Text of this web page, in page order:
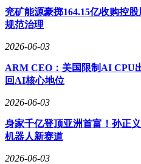
面对股价异常波动，惠丰钻石6
风险，称公司股价短期涨幅较
场情绪过热的情况。公司同时
散热领域并不知情。财报显示
净利润178.74万元，同比扭亏
涨更多由市场情绪驱动，与公
中国人造钻石产业在全球占据
发展报告》显示，中国占全球
中河南是主要产区，全球每10
南。随着AI芯片功耗不断攀升
突破1000W，传统散热材料接
兖矿能源豪掷164.15亿收购控
规范治理
2026-06-03
ARM CEO：美国限制AI CPU
回AI核心地位
2026-06-03
身家千亿登顶亚洲首富！孙正
机器人新赛道
2026-06-03